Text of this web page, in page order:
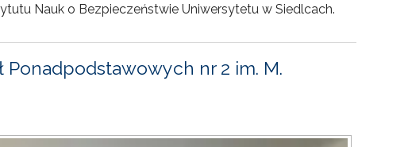
Nauk o Bezpieczeństwie Uniwersytetu w Siedlcach.
Ponadpodstawowych nr 2 im. M.